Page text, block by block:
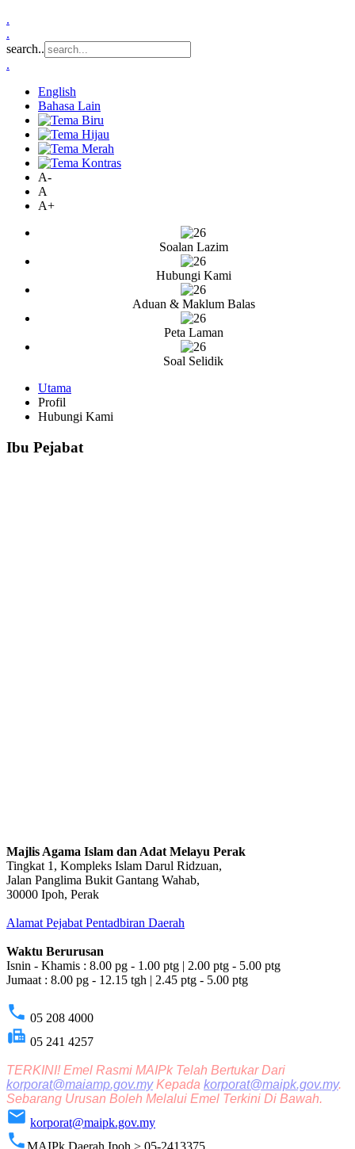
.
.
search..
.
English
Bahasa Lain
A-
A
A+
Soalan Lazim
Hubungi Kami
Aduan & Maklum Balas
Peta Laman
Soal Selidik
Utama
Profil
Hubungi Kami
Ibu Pejabat
Majlis Agama Islam dan Adat Melayu Perak
Tingkat 1, Kompleks Islam Darul Ridzuan,
Jalan Panglima Bukit Gantang Wahab,
30000 Ipoh, Perak
Alamat Pejabat Pentadbiran Daerah
Waktu Berurusan
Isnin - Khamis : 8.00 pg - 1.00 ptg | 2.00 ptg - 5.00 ptg
Jumaat : 8.00 pg - 12.15 tgh | 2.45 ptg - 5.00 ptg
phone 05 208 4000
fax 05 241 4257
TERKINI! Emel Rasmi MAIPk Telah Bertukar Dari
korporat@maiamp.gov.myKepada korporat@maipk.gov.my.
Sebarang Urusan Boleh Melalui Emel Terkini Di Bawah.
email korporat@maipk.gov.my
phone